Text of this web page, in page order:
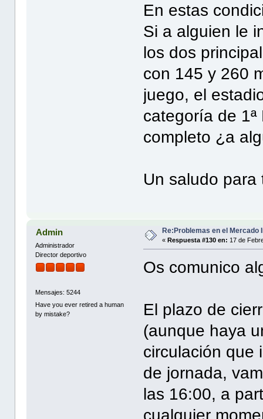
En estas
Si a alguien le
los dos
con 145 y 260
juego, el
categoría de
completo ¿a
Un saludo para
Admin
Administrador
Director deportivo
Mensajes: 5244
Have you ever retired a human
by mistake?
Re:Problemas en el Mercado
«Respuesta #130 en: 17 de
Os comunico
El plazo de
(aunque haya
circulación que
de jornada,
las 16:00, a
cualquier